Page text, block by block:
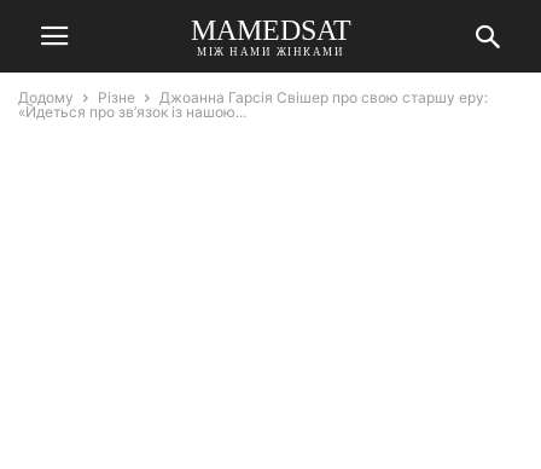
MAMEDSAT
МІЖ НАМИ ЖІНКАМИ
Додому Різне
Джоанна Гарсія Свішер про свою старшу еру:
«Йдеться про зв’язок із нашою...